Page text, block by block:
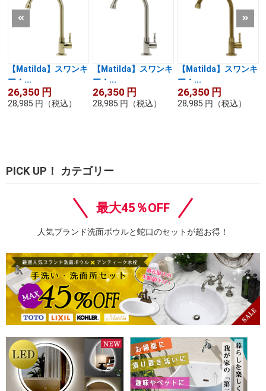
【Matilda】スワンキ
ー・...
26,350 円
28,985 円 （税込）
【Matilda】スワンキ
ー・...
26,350 円
28,985 円 （税込）
【Matilda】スワンキ
ー・...
26,350 円
28,985 円 （税込）
PICK UP！ カテゴリー
最大45％OFF
人気ブランド洗面ボウルと蛇口のセットが超お得！